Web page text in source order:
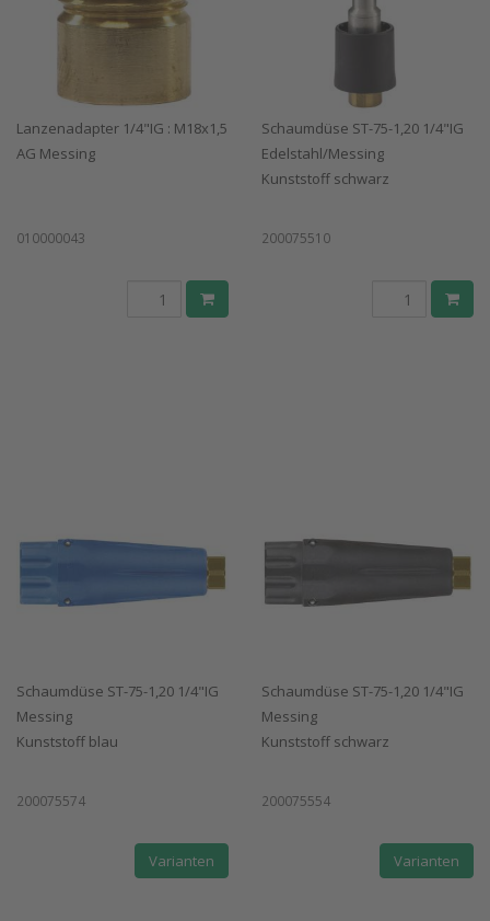
Lanzenadapter 1/4"IG : M18x1,5
AG Messing
010000043
Schaumdüse ST-75-1,20 1/4"IG
Edelstahl/Messing
Kunststoff schwarz
200075510
Schaumdüse ST-75-1,20 1/4"IG
Messing
Kunststoff blau
200075574
Varianten
Schaumdüse ST-75-1,20 1/4"IG
Messing
Kunststoff schwarz
200075554
Varianten